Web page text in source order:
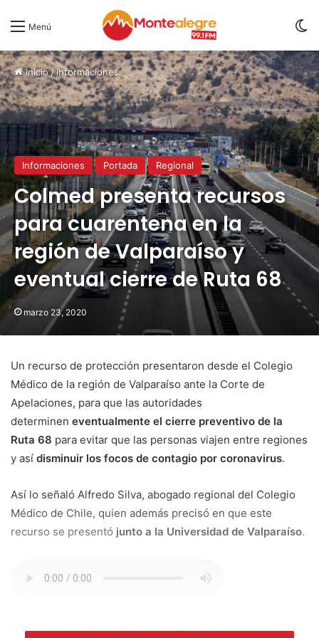
Menú
Inicio/Informaciones
Informaciones Portada Regional
Colmed presenta recursos
para cuarentena en la
región de Valparaíso y
eventual cierre de Ruta 68
marzo 23, 2020
Un recurso de protección presentaron desde el Colegio
Médico de la región de Valparaíso ante la Corte de
Apelaciones, para que las autoridades
determinen eventualmente el cierre preventivo de la
Ruta 68 para evitar que las personas viajen entre regiones
y así disminuir los focos de contagio por coronavirus.
Así lo señaló Alfredo Silva, abogado regional del Colegio
Médico de Chile, quien además precisó en que este
recurso se presentó junto a la Universidad de Valparaíso.
Al respecto, el diputado Diego Ibáñez, quien pertenece a